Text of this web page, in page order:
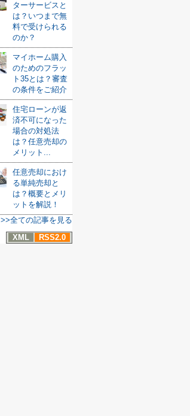
ターサービスと
は？いつまで無
料で受けられる
のか？
マイホーム購入
のためのフラッ
ト35とは？審査
の条件をご紹介
住宅ローンが返
済不可になった
場合の対処法
は？任意売却の
メリット...
任意売却におけ
る単純売却と
は？概要とメリ
ットを解説！
>>全ての記事を見る
XML
RSS2.0